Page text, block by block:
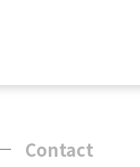
Contact